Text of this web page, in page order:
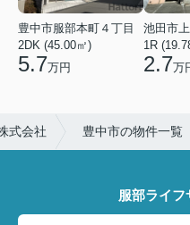
豊中市服部本町４丁目
2DK (45.00㎡)
5.7万円
池田市
1R
2.7万
式会社 豊中市の物件一覧
服部ライフ